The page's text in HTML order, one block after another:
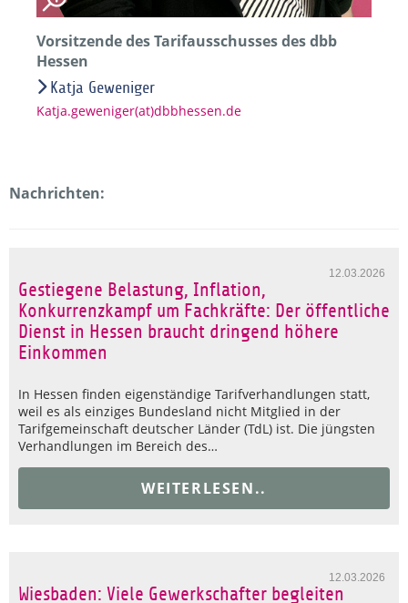
Vorsitzende des Tarifausschusses des dbb
Hessen
Katja Geweniger
Katja.geweniger(at)dbbhessen.de
Nachrichten:
12.03.2026
Gestiegene Belastung, Inflation,
Konkurrenzkampf um Fachkräfte: Der öffentliche
Dienst in Hessen braucht dringend höhere
Einkommen
In Hessen finden eigenständige Tarifverhandlungen statt,
weil es als einziges Bundesland nicht Mitglied in der
Tarifgemeinschaft deutscher Länder (TdL) ist. Die jüngsten
Verhandlungen im Bereich des…
WEITERLESEN..
12.03.2026
Wiesbaden: Viele Gewerkschafter begleiten